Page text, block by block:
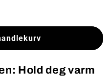
Hold deg varm